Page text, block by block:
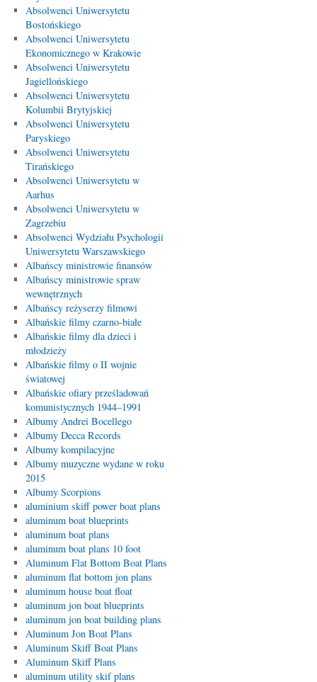
Absolwenci Uniwersytetu
Bostońskiego
Absolwenci Uniwersytetu
Ekonomicznego w Krakowie
Absolwenci Uniwersytetu
Jagiellońskiego
Absolwenci Uniwersytetu
Kolumbii Brytyjskiej
Absolwenci Uniwersytetu
Paryskiego
Absolwenci Uniwersytetu
Tirańskiego
Absolwenci Uniwersytetu w
Aarhus
Absolwenci Uniwersytetu w
Zagrzebiu
Absolwenci Wydziału Psychologii
Uniwersytetu Warszawskiego
Albańscy ministrowie finansów
Albańscy ministrowie spraw
wewnętrznych
Albańscy reżyserzy filmowi
Albańskie filmy czarno-białe
Albańskie filmy dla dzieci i
młodzieży
Albańskie filmy o II wojnie
światowej
Albańskie ofiary prześladowań
komunistycznych 1944–1991
Albumy Andrei Bocellego
Albumy Decca Records
Albumy kompilacyjne
Albumy muzyczne wydane w roku
2015
Albumy Scorpions
aluminium skiff power boat plans
aluminum boat blueprints
aluminum boat plans
aluminum boat plans 10 foot
Aluminum Flat Bottom Boat Plans
aluminum flat bottom jon plans
aluminum house boat float
aluminum jon boat blueprints
aluminum jon boat building plans
Aluminum Jon Boat Plans
Aluminum Skiff Boat Plans
Aluminum Skiff Plans
aluminum utility skif plans